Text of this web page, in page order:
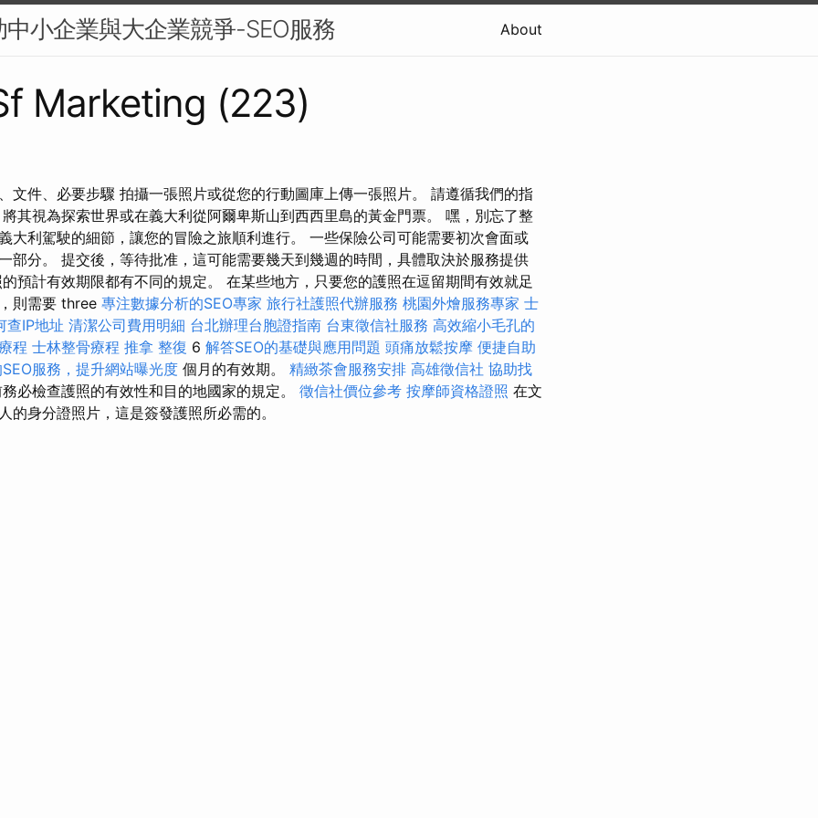
中小企業與大企業競爭-SEO服務 About
Marketing (223)
文件、必要步驟 拍攝一張照片或從您的行動圖庫上傳一張照片。 請遵循我們的指
其視為探索世界或在義大利從阿爾卑斯山到西西里島的黃金門票。 嘿，別忘了整
大利駕駛的細節，讓您的冒險之旅順利進行。 一些保險公司可能需要初次會面或
部分。 提交後，等待批准，這可能需要幾天到幾週的時間，具體取決於服務提供
預計有效期限都有不同的規定。 在某些地方，只要您的護照在逗留期間有效就足
則需要 three 專注數據分析的SEO專家 旅行社護照代辦服務 桃園外燴服務專家 士
查IP地址 清潔公司費用明細 台北辦理台胞證指南 台東徵信社服務 高效縮小毛孔的
程 士林整骨療程 推拿 整復 6 解答SEO的基礎與應用問題 頭痛放鬆按摩 便捷自助
服務，提升網站曝光度 個月的有效期。 精緻茶會服務安排 高雄徵信社 協助找
必檢查護照的有效性和目的地國家的規定。 徵信社價位參考 按摩師資格證照 在文
的身分證照片，這是簽發護照所必需的。